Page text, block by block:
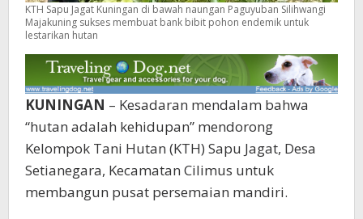
KTH Sapu Jagat Kuningan di bawah naungan Paguyuban Silihwangi
Majakuning sukses membuat bank bibit pohon endemik untuk
lestarikan hutan
KUNINGAN – Kesadaran mendalam bahwa
“hutan adalah kehidupan” mendorong
Kelompok Tani Hutan (KTH) Sapu Jagat, Desa
Setianegara, Kecamatan Cilimus untuk
membangun pusat persemaian mandiri. ‎